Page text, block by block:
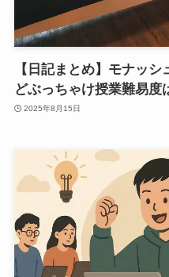
【日記まとめ】モナッ
どぶっちゃけ授業難易度
2025年8月15日